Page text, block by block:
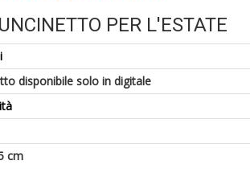
PER L'ESTATE
disponibile solo in digitale
cm